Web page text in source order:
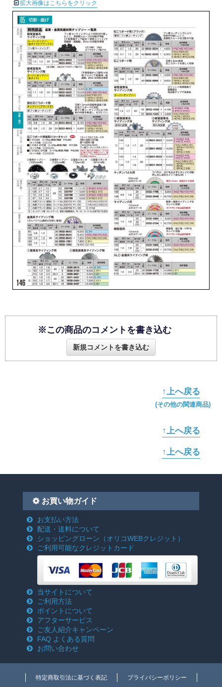
拡大画像はこちらをクリック
※この商品のコメントを書き込む
新規コメントを書き込む
↑上へ戻る
(その他の関連商品)
↑上へ戻る
↑上へ戻る
お買い物ガイド
お支払い方法
配送・送料について
ショッピングローン （オリコWEBクレジット）
ご利用可能なクレジットカード
当サイトについて
ご利用方法
ポイントについて
アフターサービス
ご友人紹介キャンペーン
FAQ よくある質問
お問い合わせ
特定商取引法に基づく表記 プライバシーポリシー